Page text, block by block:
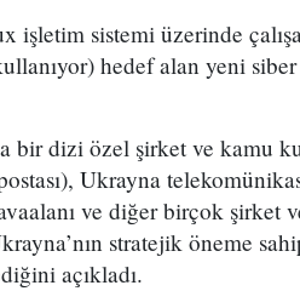
sistemi üzerinde
hedef alan yeni siber
dizi özel şirket ve kamu
Ukrayna
ve diğer birçok şirket
stratejik öneme
açıkladı.